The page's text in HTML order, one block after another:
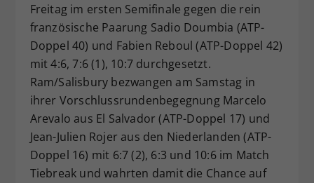
Freitag im ersten Semifinale gegen die rein
französische Paarung Sadio Doumbia (ATP-
Doppel 40) und Fabien Reboul (ATP-Doppel 42)
mit 4:6, 7:6 (1), 10:7 durchgesetzt.
Ram/Salisbury bezwangen am Samstag in
ihrer Vorschlussrundenbegegnung Marcelo
Arevalo aus El Salvador (ATP-Doppel 17) und
Jean-Julien Rojer aus den Niederlanden (ATP-
Doppel 16) mit 6:7 (2), 6:3 und 10:6 im Match
Tiebreak und wahrten damit die Chance auf